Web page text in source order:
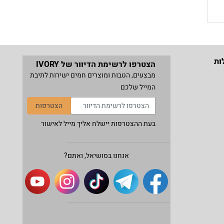
הצטרפו לרשימת הדיוור של IVORY
מבצעים, הטבות ומוצרים חמים ישירות לתיבת
המייל שלכם
הצטרפות
בעת ההצטרפות יישלח אליך מייל לאישור
אנחנו בסושיאל, ואתם?